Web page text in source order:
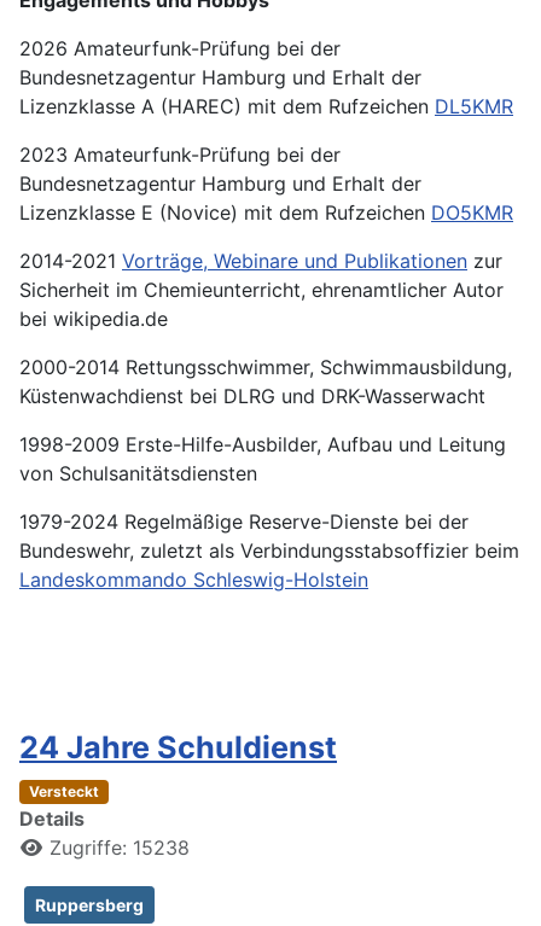
2026 Amateurfunk-Prüfung bei der
Bundesnetzagentur Hamburg und Erhalt der
Lizenzklasse A (HAREC) mit dem Rufzeichen DL5KMR
2023 Amateurfunk-Prüfung bei der
Bundesnetzagentur Hamburg und Erhalt der
Lizenzklasse E (Novice) mit dem Rufzeichen DO5KMR
2014-2021 Vorträge, Webinare und Publikationen zur
Sicherheit im Chemieunterricht, ehrenamtlicher Autor
bei wikipedia.de
2000-2014 Rettungsschwimmer, Schwimmausbildung,
Küstenwachdienst bei DLRG und DRK-Wasserwacht
1998-2009 Erste-Hilfe-Ausbilder, Aufbau und Leitung
von Schulsanitätsdiensten
1979-2024 Regelmäßige Reserve-Dienste bei der
Bundeswehr, zuletzt als Verbindungsstabsoffizier beim
Landeskommando Schleswig-Holstein
24 Jahre Schuldienst
Versteckt
Details
Zugriffe: 15238
Ruppersberg